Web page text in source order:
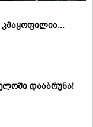
კმაყოფილია...
დააბრუნა!